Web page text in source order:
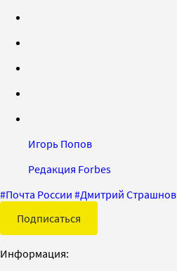
Игорь Попов
Редакция Forbes
#Почта России #Дмитрий Страшнов
Подписаться
Информация: